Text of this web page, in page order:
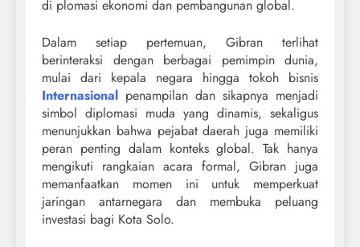
di plomasi ekonomi dan pembangunan global.
Dalam setiap pertemuan, Gibran terlihat
berinteraksi dengan berbagai pemimpin dunia,
mulai dari kepala negara hingga tokoh bisnis
Internasional penampilan dan sikapnya menjadi
simbol diplomasi muda yang dinamis, sekaligus
menunjukkan bahwa pejabat daerah juga memiliki
peran penting dalam konteks global. Tak hanya
mengikuti rangkaian acara formal, Gibran juga
memanfaatkan momen ini untuk memperkuat
jaringan antarnegara dan membuka peluang
investasi bagi Kota Solo.